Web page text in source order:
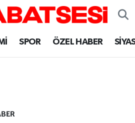
SPOR ÖZEL HABER
Haritası